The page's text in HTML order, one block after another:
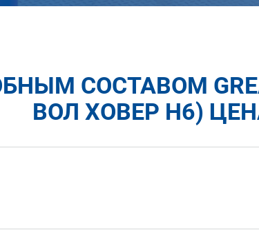
СОСТАВОМ
ВОЛ ХОВЕР H6)